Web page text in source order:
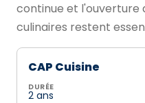
continue et l'ouverture
culinaires restent
CAP Cuisine
DURÉE
2 ans